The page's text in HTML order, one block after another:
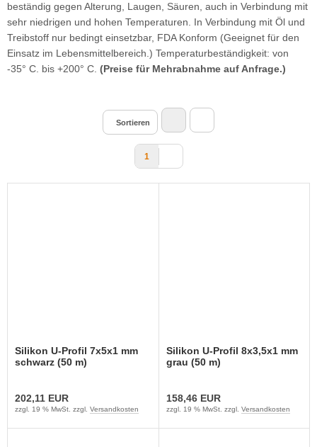
beständig gegen Alterung, Laugen, Säuren, auch in Verbindung mit
sehr niedrigen und hohen Temperaturen. In Verbindung mit Öl und
Treibstoff nur bedingt einsetzbar, FDA Konform (Geeignet für den
Einsatz im Lebensmittelbereich.) Temperaturbeständigkeit: von
-35° C. bis +200° C. (Preise für Mehrabnahme auf Anfrage.)
Sortieren
1
Silikon U-Profil 7x5x1 mm
schwarz (50 m)
202,11 EUR
zzgl. 19 % MwSt. zzgl. Versandkosten
Silikon U-Profil 8x3,5x1 mm
grau (50 m)
158,46 EUR
zzgl. 19 % MwSt. zzgl. Versandkosten